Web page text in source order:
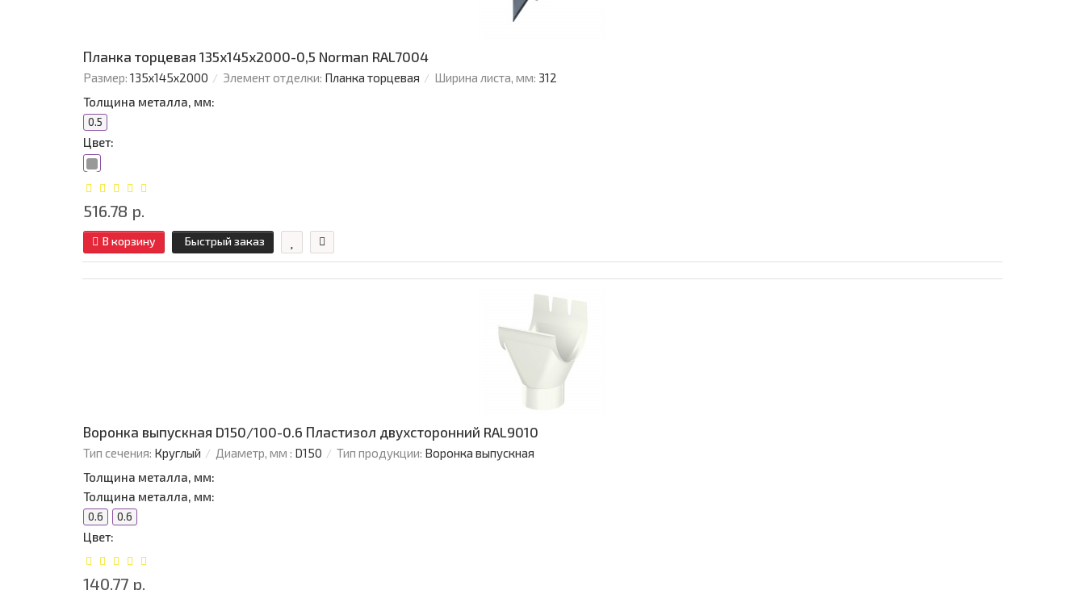
Планка торцевая 135х145х2000-0,5 Norman RAL7004
Размер: 135х145х2000 Элемент отделки: Планка торцевая Ширина листа, мм: 312
Толщина металла, мм:
0.5
Цвет:
516.78 р.
В корзину Быстрый заказ
Воронка выпускная D150/100-0.6 Пластизол двухсторонний RAL9010
Тип сечения: Круглый Диаметр, мм : D150 Тип продукции: Воронка выпускная
Толщина металла, мм:
Толщина металла, мм:
0.6 0.6
Цвет:
140.77 р.